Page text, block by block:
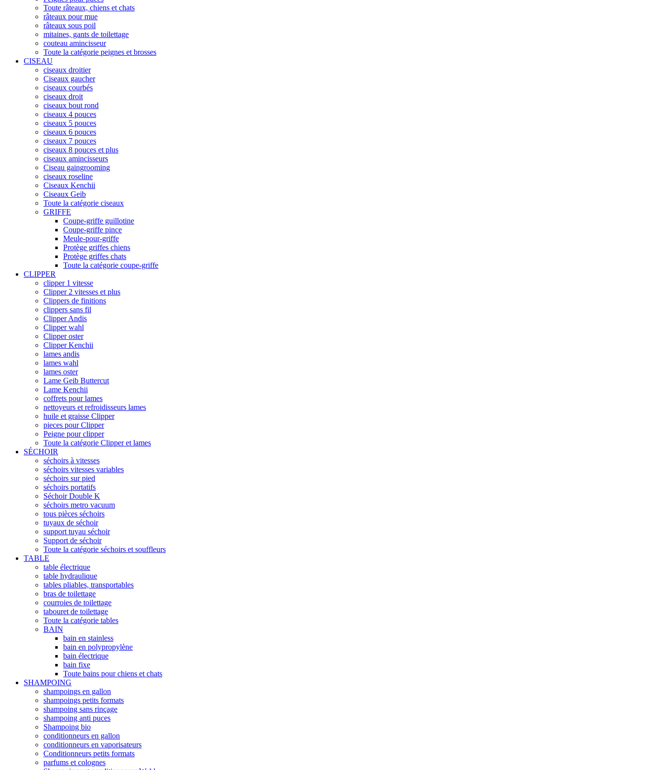
Toute râteaux, chiens et chats
râteaux pour mue
râteaux sous poil
mitaines, gants de toilettage
couteau amincisseur
Toute la catégorie peignes et brosses
CISEAU
ciseaux droitier
Ciseaux gaucher
ciseaux courbés
ciseaux droit
ciseaux bout rond
ciseaux 4 pouces
ciseaux 5 pouces
ciseaux 6 pouces
ciseaux 7 pouces
ciseaux 8 pouces et plus
ciseaux amincisseurs
Ciseau gaingrooming
ciseaux roseline
Ciseaux Kenchii
Ciseaux Geib
Toute la catégorie ciseaux
GRIFFE
Coupe-griffe guillotine
Coupe-griffe pince
Meule-pour-griffe
Protège griffes chiens
Protège griffes chats
Toute la catégorie coupe-griffe
CLIPPER
clipper 1 vitesse
Clipper 2 vitesses et plus
Clippers de finitions
clippers sans fil
Clipper Andis
Clipper wahl
Clipper oster
Clipper Kenchii
lames andis
lames wahl
lames oster
Lame Geib Buttercut
Lame Kenchii
coffrets pour lames
nettoyeurs et refroidisseurs lames
huile et graisse Clipper
pieces pour Clipper
Peigne pour clipper
Toute la catégorie Clipper et lames
SÉCHOIR
séchoirs à vitesses
séchoirs vitesses variables
séchoirs sur pied
séchoirs portatifs
Séchoir Double K
séchoirs metro vacuum
tous pièces séchoirs
tuyaux de séchoir
support tuyau séchoir
Support de séchoir
Toute la catégorie séchoirs et souffleurs
TABLE
table électrique
table hydraulique
tables pliables, transportables
bras de toilettage
courroies de toilettage
tabouret de toilettage
Toute la catégorie tables
BAIN
bain en stainless
bain en polypropylène
bain électrique
bain fixe
Toute bains pour chiens et chats
SHAMPOING
shampoings en gallon
shampoings petits formats
shampoing sans rinçage
shampoing anti puces
Shampoing bio
conditionneurs en gallon
conditionneurs en vaporisateurs
Conditionneurs petits formats
parfums et colognes